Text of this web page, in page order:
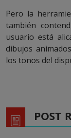
Pero la
también
usuario está
dibujos
los tonos del
POST